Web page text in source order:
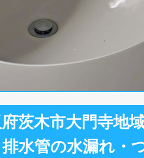
茨木市大門寺地
水管の水漏れ・